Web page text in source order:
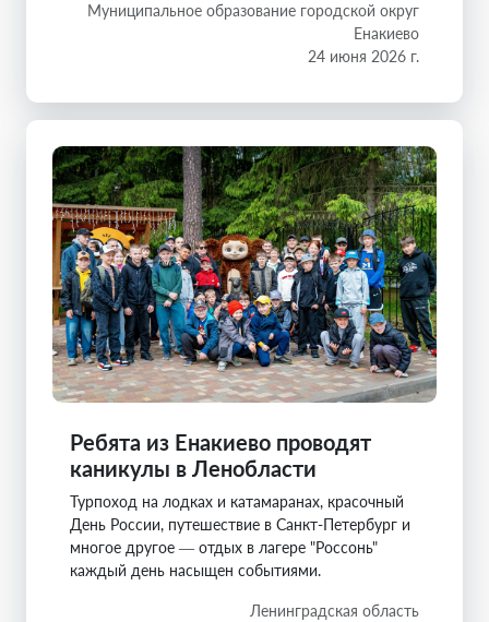
Муниципальное образование городской округ
Енакиево
24 июня 2026 г.
Ребята из Енакиево проводят
каникулы в Ленобласти
Турпоход на лодках и катамаранах, красочный
День России, путешествие в Санкт-Петербург и
многое другое — отдых в лагере "Россонь"
каждый день насыщен событиями.
Ленинградская область